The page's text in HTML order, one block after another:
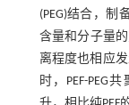
(PEG)结合，制
含量和分子量的
离程度也相应发
时，PEF-PEG